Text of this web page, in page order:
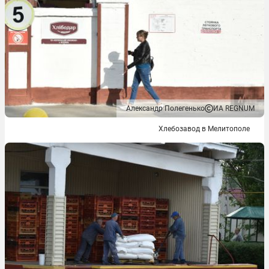
Александр Полегенько ИА REGNUM
Хлебозавод в Мелитополе